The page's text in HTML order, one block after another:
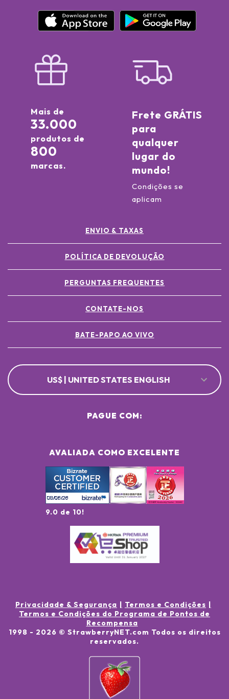
Mais de
33.000
produtos de
800
marcas.
Frete GRÁTIS
para
qualquer
lugar do
mundo!
Condições se
aplicam
ENVIO & TAXAS
POLÍTICA DE DEVOLUÇÃO
PERGUNTAS FREQUENTES
CONTATE-NOS
BATE-PAPO AO VIVO
US$ | UNITED STATES ENGLISH
AVALIADA COMO EXCELENTE
9.0 de 10!
PAGUE COM:
Privacidade & Segurança
Termos e Condições
Termos e Condições do Programa de Pontos de
Recompensa
1998 - 2026 © StrawberryNET.com Todos os direitos
reservados.